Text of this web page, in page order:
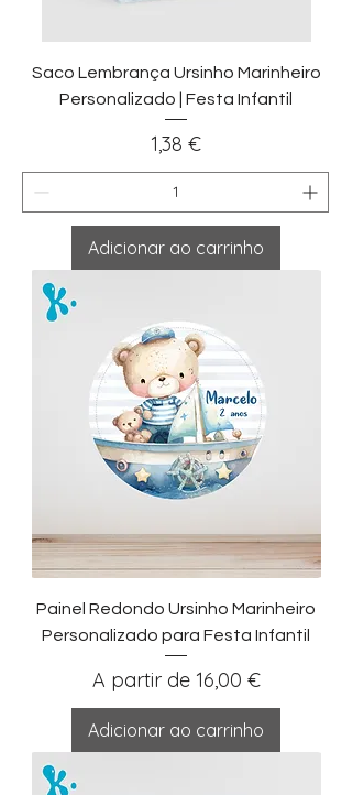
Saco Lembrança Ursinho Marinheiro
Personalizado | Festa Infantil
Preço
1,38 €
Adicionar ao carrinho
Painel Redondo Ursinho Marinheiro
Personalizado para Festa Infantil
A partir de 16,00 €
Preço promocional
Adicionar ao carrinho